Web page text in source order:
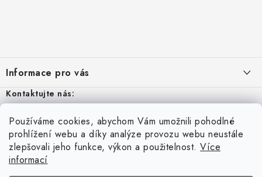
Používáme cookies, abychom Vám umožnili pohodlné
prohlížení webu a díky analýze provozu webu neustále
zlepšovali jeho funkce, výkon a použitelnost. Více
informací
p
a
t
Informace pro vás
Aktuality
Odstoupení od smlouvy
Kontakty
Obchodní podmínky
Kontaktujte nás:
Po - Pá: 8 – 16
tel:+420 606 570 965
Vyhledávání
Přihlášení